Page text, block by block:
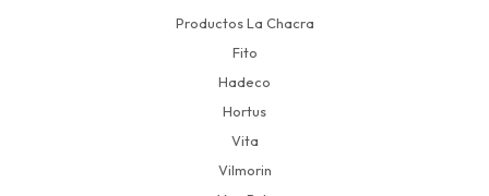
Productos La Chacra
Fito
Hadeco
Hortus
Vita
Vilmorin